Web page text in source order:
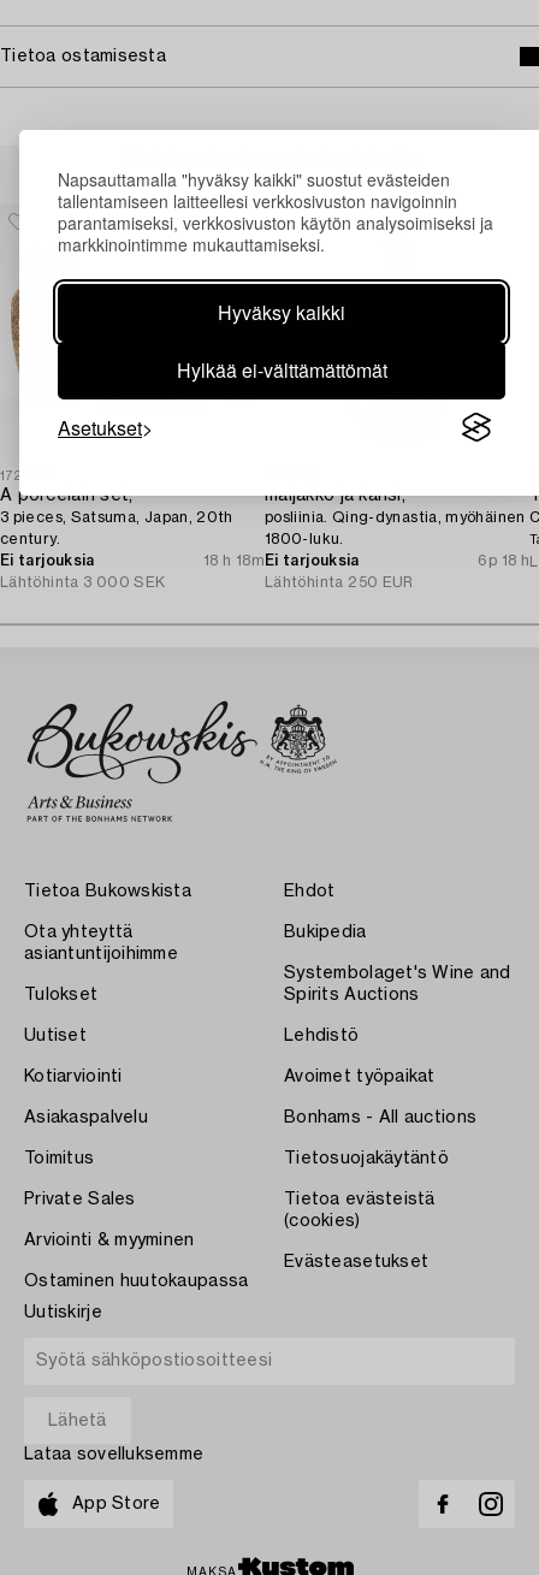
Napsauttamalla "hyväksy kaikki" suostut evästeiden
tallentamiseen laitteellesi verkkosivuston navigoinnin
parantamiseksi, verkkosivuston käytön analysoimiseksi ja
markkinointimme mukauttamiseksi.
Hyväksy kaikki
Hylkää ei-välttämättömät
Asetukset
Tietoa ostamisesta
1729482
A porcelain set,
3 pieces, Satsuma, Japan, 20th
century.
Ei tarjouksia
18 h 18m
Lähtöhinta 3 000 SEK
maljakko ja kansi,
posliinia. Qing-dynastia, myöhäinen
1800-luku.
Ei tarjouksia
6p 18 h
Lähtöhinta 250 EUR
Tietoa Bukowskista
Ota yhteyttä
asiantuntijoihimme
Tulokset
Uutiset
Kotiarviointi
Asiakaspalvelu
Toimitus
Private Sales
Arviointi & myyminen
Ostaminen huutokaupassa
Ehdot
Bukipedia
Systembolaget's Wine and
Spirits Auctions
Lehdistö
Avoimet työpaikat
Bonhams - All auctions
Tietosuojakäytäntö
Tietoa evästeistä
(cookies)
Evästeasetukset
Uutiskirje
Lataa sovelluksemme
App Store